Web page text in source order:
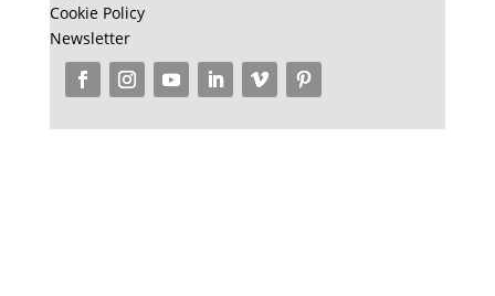
Cookie Policy
Newsletter